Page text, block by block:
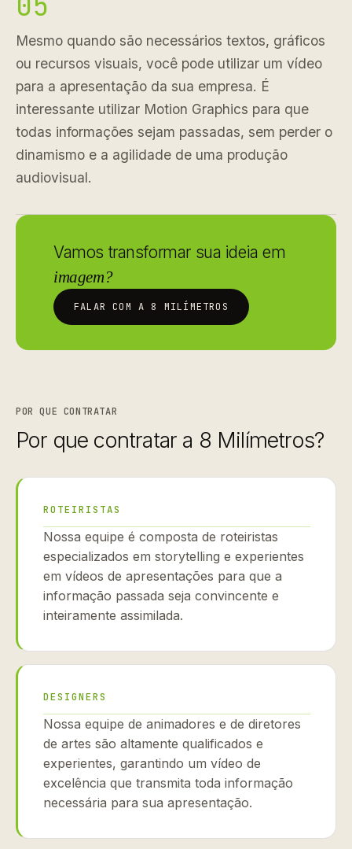
Mesmo quando são necessários textos, gráficos
ou recursos visuais, você pode utilizar um vídeo
para a apresentação da sua empresa. É
interessante utilizar Motion Graphics para que
todas informações sejam passadas, sem perder o
dinamismo e a agilidade de uma produção
audiovisual.
Vamos transformar sua ideia em
imagem?
FALAR COM A 8 MILÍMETROS
POR QUE CONTRATAR
Por que contratar a 8 Milímetros?
ROTEIRISTAS
Nossa equipe é composta de roteiristas
especializados em storytelling e experientes
em vídeos de apresentações para que a
informação passada seja convincente e
inteiramente assimilada.
DESIGNERS
Nossa equipe de animadores e de diretores
de artes são altamente qualificados e
experientes, garantindo um vídeo de
excelência que transmita toda informação
necessária para sua apresentação.